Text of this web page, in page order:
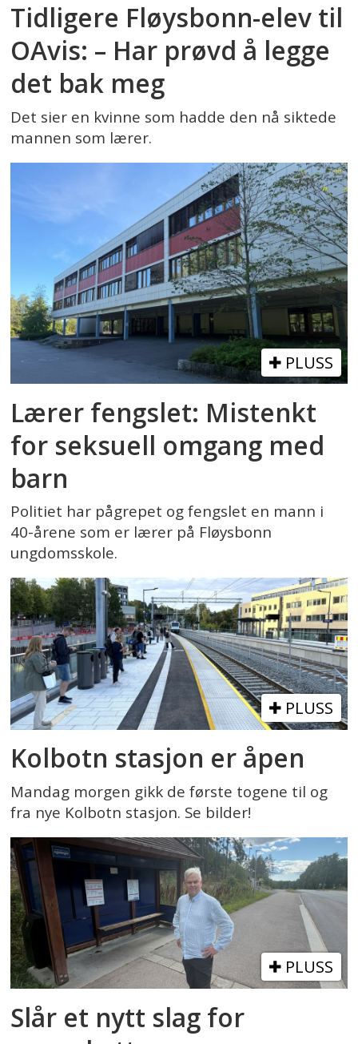
Tidligere Fløysbonn-elev til
OAvis: – Har prøvd å legge
det bak meg
Det sier en kvinne som hadde den nå siktede
mannen som lærer.
PLUSS
Lærer fengslet: Mistenkt
for seksuell omgang med
barn
Politiet har pågrepet og fengslet en mann i
40-årene som er lærer på Fløysbonn
ungdomsskole.
PLUSS
Kolbotn stasjon er åpen
Mandag morgen gikk de første togene til og
fra nye Kolbotn stasjon. Se bilder!
PLUSS
Slår et nytt slag for